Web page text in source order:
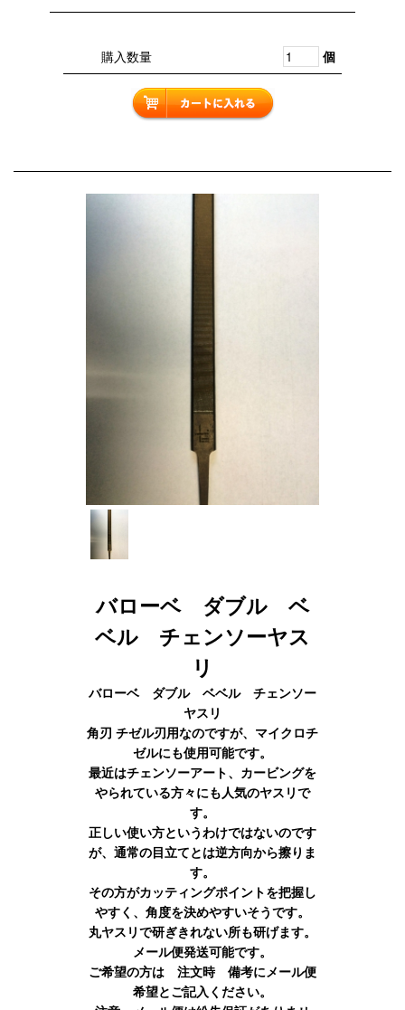
購入数量 個
バローベ ダブル ベ
ベル チェンソーヤス
リ
バローベ ダブル ベベル チェンソー
ヤスリ
角刃 チゼル刃用なのですが、マイクロチ
ゼルにも使用可能です。
最近はチェンソーアート、カービングを
やられている方々にも人気のヤスリで
す。
正しい使い方というわけではないのです
が、通常の目立てとは逆方向から擦りま
す。
その方がカッティングポイントを把握し
やすく、角度を決めやすいそうです。
丸ヤスリで研ぎきれない所も研げます。
メール便発送可能です。
ご希望の方は 注文時 備考にメール便
希望とご記入ください。